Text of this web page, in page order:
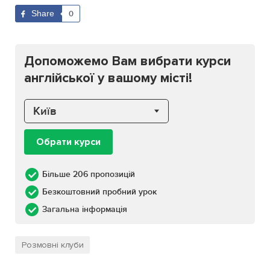
Share 0
Допоможемо Вам вибрати курси
англійської у вашому місті!
Київ
Обрати курси
Більше 206 пропозицій
Безкоштовний пробний урок
Загальна інформація
Розмовні клуби